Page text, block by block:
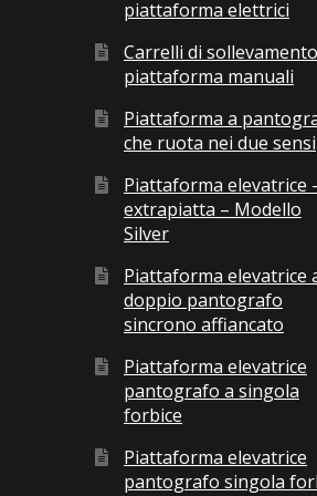
piattaforma elettrici
Carrelli di
piattaforma manuali
Piattaforma a
che ruota nei due sensi
Piattaforma elevatrice
extrapiatta – Modello
Silver
Piattaforma elevatrice
doppio pantografo
sincrono affiancato
Piattaforma elevatrice
pantografo a singola
forbice
Piattaforma elevatrice
pantografo singola